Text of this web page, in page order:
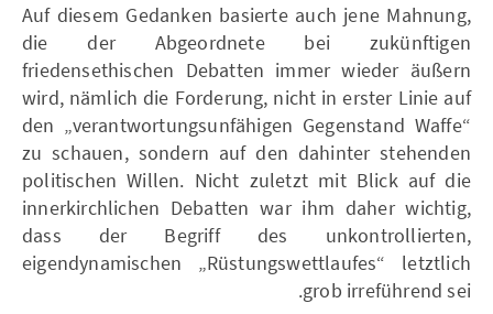
Auf diesem Gedanken basierte auch jene Mahnung,
die der Abgeordnete bei zukünftigen
friedensethischen Debatten immer wieder äußern
wird, nämlich die Forderung, nicht in erster Linie auf
den „verantwortungsunfähigen Gegenstand Waffe“
zu schauen, sondern auf den dahinter stehenden
politischen Willen. Nicht zuletzt mit Blick auf die
innerkirchlichen Debatten war ihm daher wichtig,
dass der Begriff des unkontrollierten,
eigendynamischen „Rüstungswettlaufes“ letztlich
grob irreführend sei.